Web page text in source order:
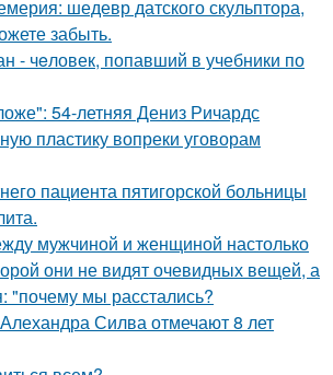
шедевр датского скульптора,
забыть.
- чeловек, попавший в учебники по
54-летняя Дениз Ричардс
пластику вопреки уговорам
пациента пятигорской больницы
мужчиной и женщиной настолько
они не видят очевидных вещей, а
"почему мы расстались?
Силва отмечают 8 лет